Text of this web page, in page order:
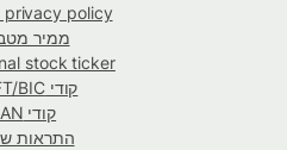
privacy policy
ממיר
stock ticker
קודי SWIFT/BIC
קודי IBAN
התראות